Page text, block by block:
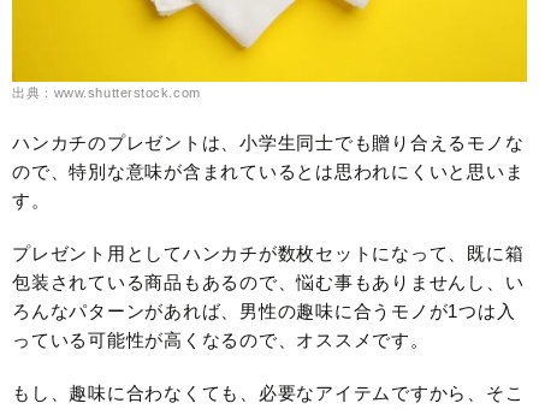
出典：www.shutterstock.com
ハンカチのプレゼントは、小学生同士でも贈り合えるモノな
ので、特別な意味が含まれているとは思われにくいと思いま
す。
プレゼント用としてハンカチが数枚セットになって、既に箱
包装されている商品もあるので、悩む事もありませんし、い
ろんなパターンがあれば、男性の趣味に合うモノが1つは入
っている可能性が高くなるので、オススメです。
もし、趣味に合わなくても、必要なアイテムですから、そこ